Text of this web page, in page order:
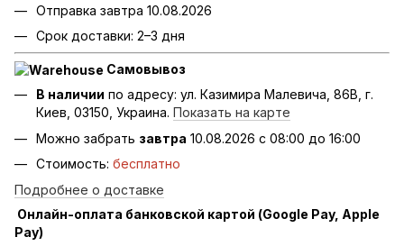
Отправка завтра 10.08.2026
Срок доставки: 2–3 дня
Самовывоз
В наличии по адресу: ул. Казимира Малевича, 86В, г.
Киев, 03150, Украина. Показать на карте
Можно забрать завтра 10.08.2026 с 08:00 до 16:00
Стоимость: бесплатно
Подробнее о доставке
Онлайн-оплата банковской картой (Google Pay, Apple
Pay)